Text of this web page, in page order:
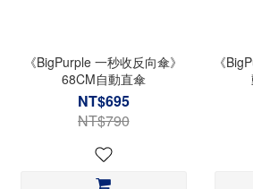
《BigPurple 一秒收反向傘》
68CM自動直傘
NT$695
NT$790
《